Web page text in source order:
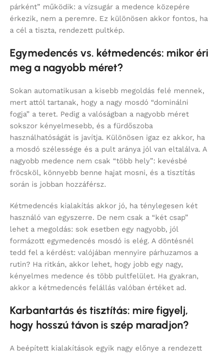
párként” működik: a vízsugár a medence közepére
érkezik, nem a peremre. Ez különösen akkor fontos, ha
a cél a tiszta, rendezett pultkép.
Egymedencés vs. kétmedencés: mikor éri
meg a nagyobb méret?
Sokan automatikusan a kisebb megoldás felé mennek,
mert attól tartanak, hogy a nagy mosdó “dominálni
fogja” a teret. Pedig a valóságban a nagyobb méret
sokszor kényelmesebb, és a fürdőszoba
használhatóságát is javítja. Különösen igaz ez akkor, ha
a mosdó szélessége és a pult aránya jól van eltalálva. A
nagyobb medence nem csak “több hely”: kevésbé
fröcsköl, könnyebb benne hajat mosni, és a tisztítás
során is jobban hozzáférsz.
Kétmedencés kialakítás akkor jó, ha ténylegesen két
használó van egyszerre. De nem csak a “két csap”
lehet a megoldás: sok esetben egy nagyobb, jól
formázott egymedencés mosdó is elég. A döntésnél
tedd fel a kérdést: valójában mennyire párhuzamos a
rutin? Ha ritkán, akkor lehet, hogy jobb egy nagy,
kényelmes medence és több pultfelület. Ha gyakran,
akkor a kétmedencés felállás valóban értéket ad.
Karbantartás és tisztítás: mire figyelj,
hogy hosszú távon is szép maradjon?
A beépített kialakítások egyik nagy előnye a rendezett